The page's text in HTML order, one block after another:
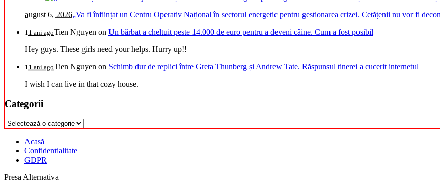
august 6, 2026„Va fi înființat un Centru Operativ Național în sectorul energetic pentru gestionarea crizei. Cetățenii nu vor fi
11 ani agoTien Nguyen on Un bărbat a cheltuit peste 14.000 de euro pentru a deveni câine. Cum a fost posibil
Hey guys. These girls need your helps. Hurry up!!
11 ani agoTien Nguyen on Schimb dur de replici între Greta Thunberg și Andrew Tate. Răspunsul tinerei a cucerit internetul
I wish I can live in that cozy house.
Categorii
Categorii
Acasă
Confidentialitate
GDPR
Presa Alternativa